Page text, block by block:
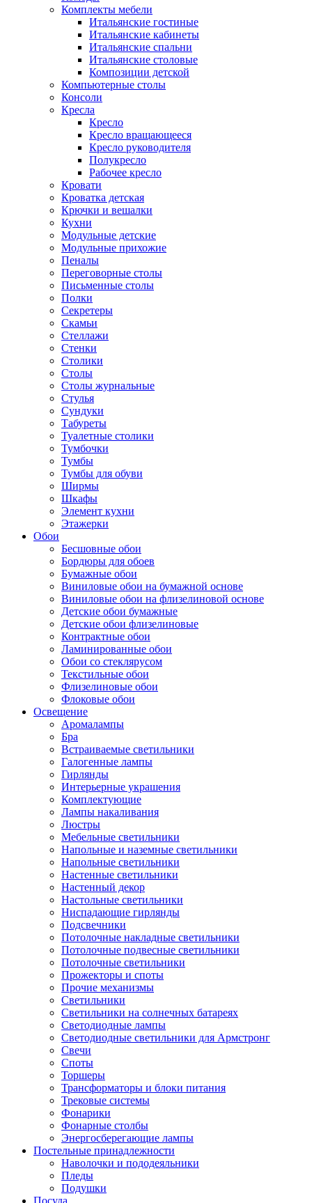
Комплекты мебели
Итальянские гостиные
Итальянские кабинеты
Итальянские спальни
Итальянские столовые
Композиции детской
Компьютерные столы
Консоли
Кресла
Кресло
Кресло вращающееся
Кресло руководителя
Полукресло
Рабочее кресло
Кровати
Кроватка детская
Крючки и вешалки
Кухни
Модульные детские
Модульные прихожие
Пеналы
Переговорные столы
Письменные столы
Полки
Секретеры
Скамьи
Стеллажи
Стенки
Столики
Столы
Столы журнальные
Стулья
Сундуки
Табуреты
Туалетные столики
Тумбочки
Тумбы
Тумбы для обуви
Ширмы
Шкафы
Элемент кухни
Этажерки
Обои
Бесшовные обои
Бордюры для обоев
Бумажные обои
Виниловые обои на бумажной основе
Виниловые обои на флизелиновой основе
Детские обои бумажные
Детские обои флизелиновые
Контрактные обои
Ламинированные обои
Обои со стеклярусом
Текстильные обои
Флизелиновые обои
Флоковые обои
Освещение
Аромалампы
Бра
Встраиваемые светильники
Галогенные лампы
Гирлянды
Интерьерные украшения
Комплектующие
Лампы накаливания
Люстры
Мебельные светильники
Напольные и наземные светильники
Напольные светильники
Настенные светильники
Настенный декор
Настольные светильники
Ниспадающие гирлянды
Подсвечники
Потолочные накладные светильники
Потолочные подвесные светильники
Потолочные светильники
Прожекторы и споты
Прочие механизмы
Светильники
Светильники на солнечных батареях
Светодиодные лампы
Светодиодные светильники для Армстронг
Свечи
Споты
Торшеры
Трансформаторы и блоки питания
Трековые системы
Фонарики
Фонарные столбы
Энергосберегающие лампы
Постельные принадлежности
Наволочки и пододеяльники
Пледы
Подушки
Посуда